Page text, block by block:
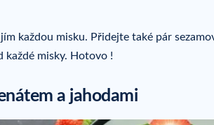
každou misku. Přidejte také pár
každé misky. Hotovo !
a jahodami